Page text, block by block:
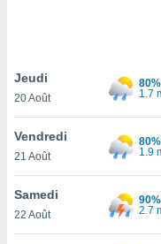
pas
de
à
cas,
que
Jeudi
20 Août
80%
1.7
Vendredi
21 Août
80%
1.9
Samedi
22 Août
90%
2.7